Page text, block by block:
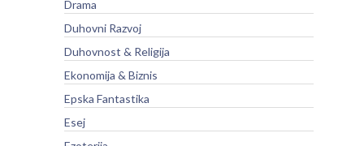
Drama
Duhovni Razvoj
Duhovnost & Religija
Ekonomija & Biznis
Epska Fantastika
Esej